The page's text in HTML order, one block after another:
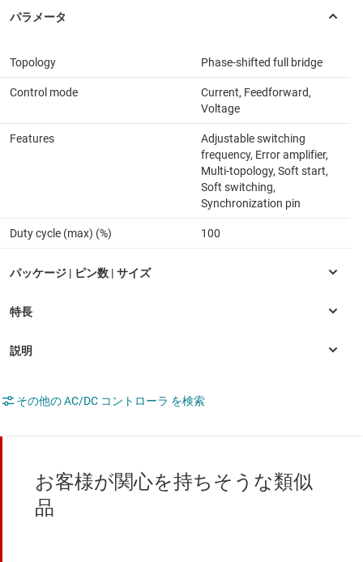
Topology Phase-shifted full bridge
Control mode
Current, Feedforward,
Voltage
Features
Adjustable switching
frequency, Error amplifier,
Multi-topology, Soft start,
Soft switching,
Synchronization pin
Duty cycle (max) (%) 100
その他の AC/DC コントローラ を検索
お客様が関心を持ちそうな類似
品